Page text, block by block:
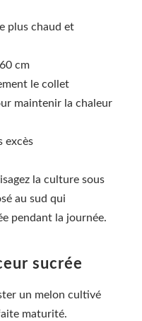
plus chaud et
cm
le collet
maintenir la chaleur
excès
la culture sous
au sud qui
pendant la journée.
sucrée
un melon cultivé
maturité.